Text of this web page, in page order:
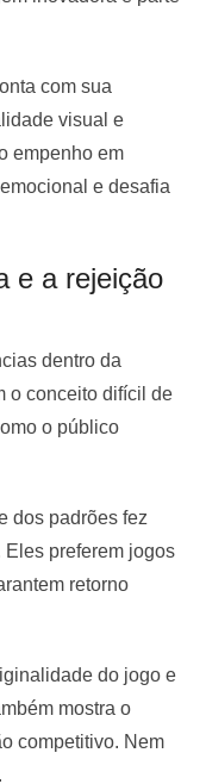
com sua
visual e
empenho em
e desafia
e a rejeição
dentro da
o conceito difícil de
o público
dos padrões fez
preferem jogos
retorno
do jogo e
mostra o
competitivo. Nem